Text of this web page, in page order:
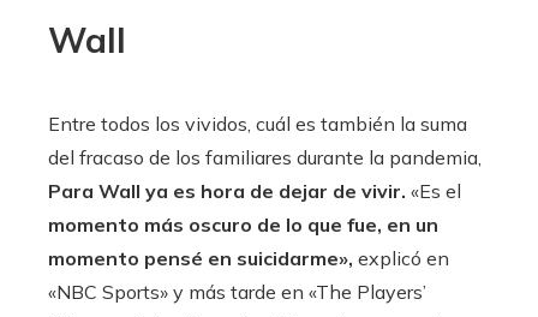
Wall
Entre todos los vividos, cuál es también la suma
del fracaso de los familiares durante la pandemia,
Para Wall ya es hora de dejar de vivir. «Es el
momento más oscuro de lo que fue, en un
momento pensé en suicidarme», explicó en
«NBC Sports» y más tarde en «The Players’